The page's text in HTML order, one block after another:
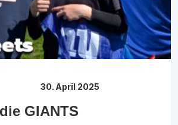
30. April 2025
GIANTS